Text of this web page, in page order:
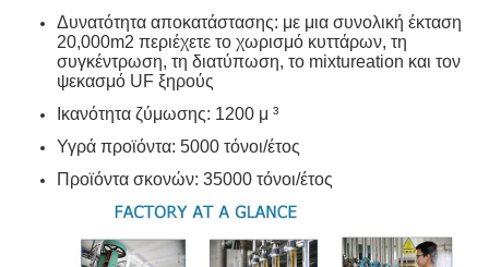
Δυνατότητα αποκατάστασης: με μια συνολική έκταση
20,000m2 περιέχετε το χωρισμό κυττάρων, τη
συγκέντρωση, τη διατύπωση, το mixtureation και τον
ψεκασμό UF ξηρούς
Ικανότητα ζύμωσης: 1200 μ ³
Υγρά προϊόντα: 5000 τόνοι/έτος
Προϊόντα σκονών: 35000 τόνοι/έτος